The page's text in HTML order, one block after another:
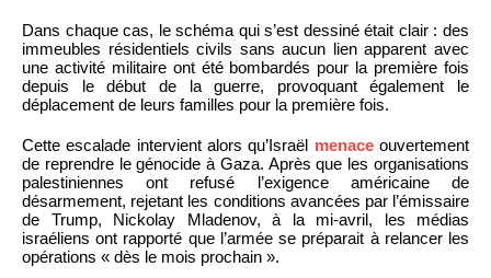
Dans chaque cas, le schéma qui s’est dessiné était clair : des
immeubles résidentiels civils sans aucun lien apparent avec
une activité militaire ont été bombardés pour la première fois
depuis le début de la guerre, provoquant également le
déplacement de leurs familles pour la première fois.
Cette escalade intervient alors qu’Israël menaceouvertement
de reprendre le génocide à Gaza. Après que les organisations
palestiniennes ont refusé l’exigence américaine de
désarmement, rejetant les conditions avancées par l’émissaire
de Trump, Nickolay Mladenov, à la mi-avril, les médias
israéliens ont rapporté que l’armée se préparait à relancer les
opérations « dès le mois prochain ».